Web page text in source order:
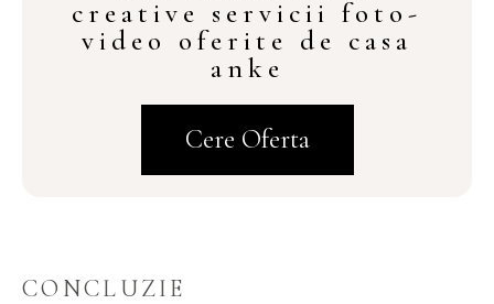
creative servicii foto-
video oferite de casa
anke
Cere Oferta
CONCLUZIE